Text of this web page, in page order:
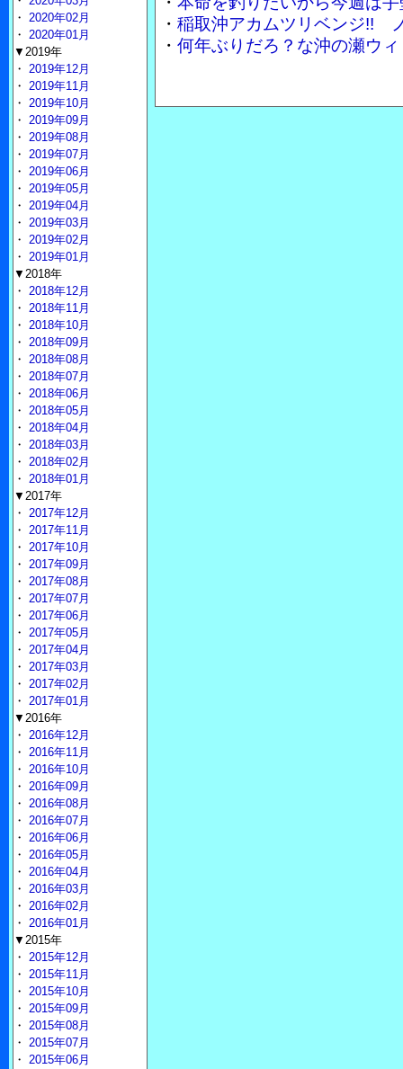
・ 稲取沖アカムツリベンジ!!
・ 何年ぶりだろ？な沖の瀬ウ
・ 2020年02月
・ 2020年01月
▼2019年
・ 2019年12月
・ 2019年11月
・ 2019年10月
・ 2019年09月
・ 2019年08月
・ 2019年07月
・ 2019年06月
・ 2019年05月
・ 2019年04月
・ 2019年03月
・ 2019年02月
・ 2019年01月
▼2018年
・ 2018年12月
・ 2018年11月
・ 2018年10月
・ 2018年09月
・ 2018年08月
・ 2018年07月
・ 2018年06月
・ 2018年05月
・ 2018年04月
・ 2018年03月
・ 2018年02月
・ 2018年01月
▼2017年
・ 2017年12月
・ 2017年11月
・ 2017年10月
・ 2017年09月
・ 2017年08月
・ 2017年07月
・ 2017年06月
・ 2017年05月
・ 2017年04月
・ 2017年03月
・ 2017年02月
・ 2017年01月
▼2016年
・ 2016年12月
・ 2016年11月
・ 2016年10月
・ 2016年09月
・ 2016年08月
・ 2016年07月
・ 2016年06月
・ 2016年05月
・ 2016年04月
・ 2016年03月
・ 2016年02月
・ 2016年01月
▼2015年
・ 2015年12月
・ 2015年11月
・ 2015年10月
・ 2015年09月
・ 2015年08月
・ 2015年07月
・ 2015年06月